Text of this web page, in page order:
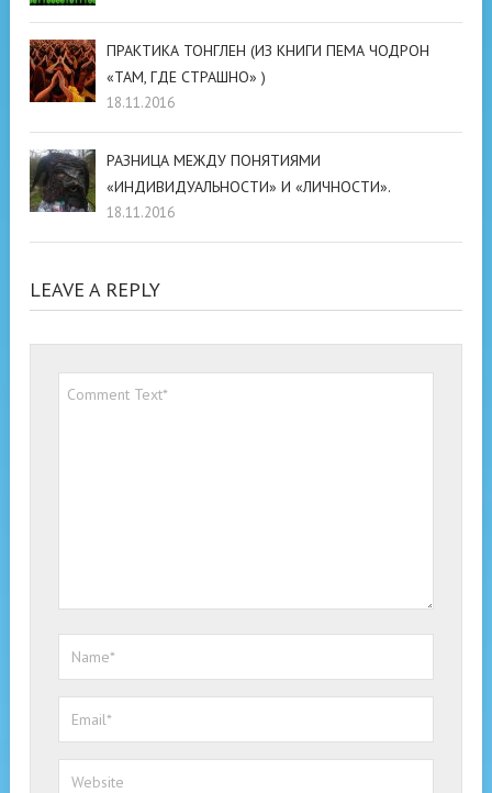
ПРАКТИКА ТОНГЛЕН (ИЗ КНИГИ ПЕМА ЧОДРОН
«ТАМ, ГДЕ СТРАШНО» )
18.11.2016
РАЗНИЦА МЕЖДУ ПОНЯТИЯМИ
«ИНДИВИДУАЛЬНОСТИ» И «ЛИЧНОСТИ».
18.11.2016
LEAVE A REPLY